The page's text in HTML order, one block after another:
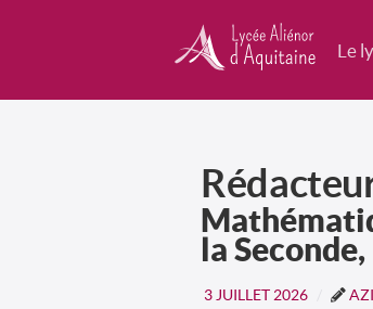
Le
la
3 JUILLET 2026